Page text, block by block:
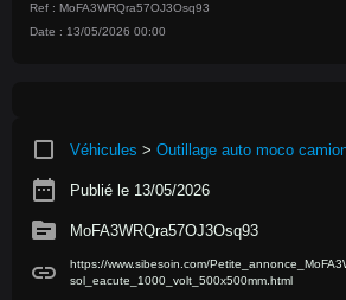
Ref : MoFA3WRQra57OJ3Osq93
Date : 13/05/2026 00:00
crop_square Véhicules > Outillage auto moco
date_range Publié le 13/05/2026
source MoFA3WRQra57OJ3Osq93
link
https://www.sibesoin.com/
sol_eacute_1000_volt_500x500mm.html